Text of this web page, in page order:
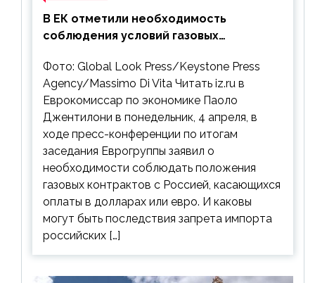
В ЕК отметили необходимость
соблюдения условий газовых
Фото: Global Look Press/Keystone Press
Agency/Massimo Di Vita Читать iz.ru в
Еврокомиссар по экономике Паоло
Джентилони в понедельник, 4 апреля, в
ходе пресс-конференции по итогам
заседания Еврогруппы заявил о
необходимости соблюдать положения
газовых контрактов с Россией, касающихся
оплаты в долларах или евро. И каковы
могут быть последствия запрета импорта
российских […]